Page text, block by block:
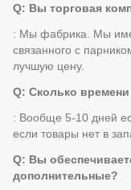
Q: Вы торговая
: Мы фабрика. Мы
связанного с
лучшую цену.
Q: Сколько
: Вообще 5-10 дней
если товары нет в
Q: Вы
дополнительные?